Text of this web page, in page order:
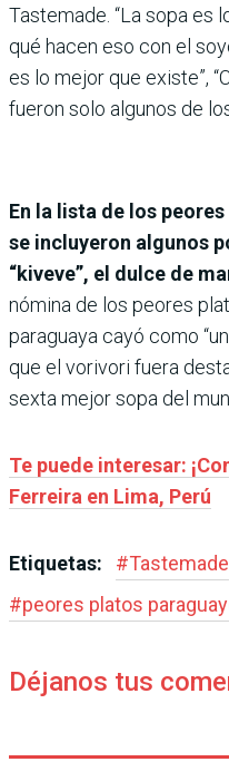
Tastemade. “La sopa es
qué hacen eso con el
es lo mejor que existe”,
fueron solo algunos de
En la lista de los
se incluyeron algunos
“kiveve”, el dulce de
nómina de los peores
paraguaya cayó como
que el vorivori fuera
sexta mejor sopa del
Te puede interesar:
Ferreira en Lima, Perú
Etiquetas: #Tastemade
#peores platos
Déjanos tus